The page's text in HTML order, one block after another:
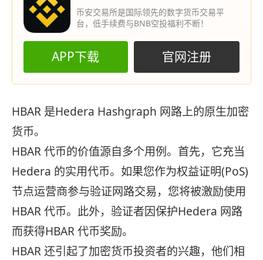
币安交易所是国际领先的数字货币交易平
台，低手续费与BNB空投福利不断！
APP下载 官网注册
HBAR 是Hedera Hashgraph 网路上的原生加密
货币。
HBAR 代币的价值源自多个用例。首先，它充当
Hedera 的实用代币。如果您作为权益证明(PoS)
节点运营商参与验证网路交易，您将被激励使用
HBAR 代币。此外，验证者因保护Hedera 网路
而获得HBAR 代币奖励。
HBAR 还引起了加密货币投资者的兴趣，他们相